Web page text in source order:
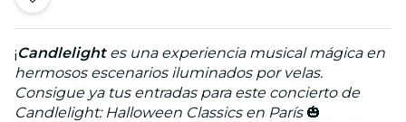
¡Candlelightes una experiencia musical mágica en
hermosos escenarios iluminados por velas.
Consigue ya tus entradas para este concierto de
Candlelight: Halloween Classics en París🎃